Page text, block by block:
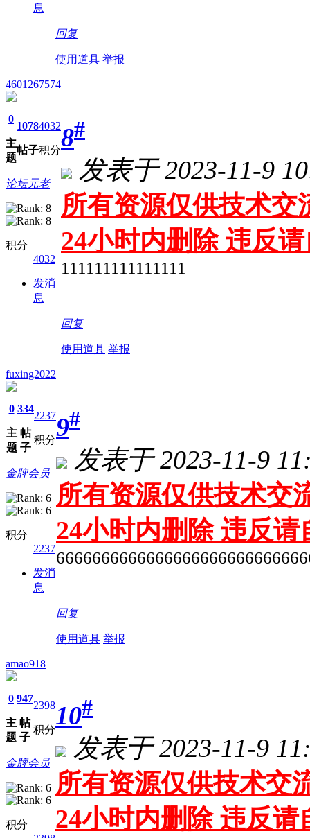
息
回复
使用道具 举报
4601267574
0
主
题
1078
帖子
4032
积分
论坛元老
积分
4032
发消
息
8#
发表于 2023-11-9
所有资源仅供技术交
24小时内删除 违反
111111111111111
回复
使用道具 举报
fuxing2022
0
主
题
334
帖
子
2237
积分
金牌会员
积分
2237
发消
息
9#
发表于 2023-11-9
所有资源仅供技术交
24小时内删除 违反
回复
使用道具 举报
amao918
0
主
题
947
帖
子
2398
积分
金牌会员
积分
10#
发表于 2023-11-9
所有资源仅供技术交
24小时内删除 违反